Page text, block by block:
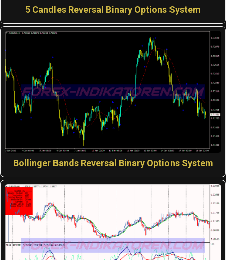
5 Candles Reversal Binary Options System
Bollinger Bands Reversal Binary Options System